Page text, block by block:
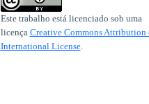
Este trabalho está licenciado sob uma
licença Creative Commons Attribution
International License.